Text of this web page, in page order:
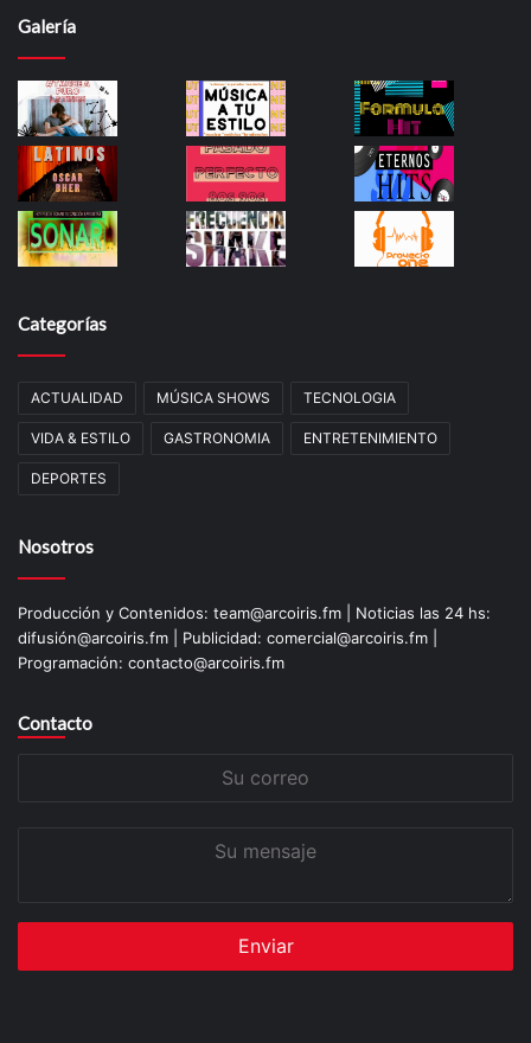
Galería
Categorías
ACTUALIDAD MÚSICA SHOWS TECNOLOGIA
VIDA & ESTILO GASTRONOMIA ENTRETENIMIENTO
DEPORTES
Nosotros
Producción y Contenidos: team@arcoiris.fm | Noticias las 24 hs:
difusión@arcoiris.fm | Publicidad: comercial@arcoiris.fm |
Programación: contacto@arcoiris.fm
Contacto